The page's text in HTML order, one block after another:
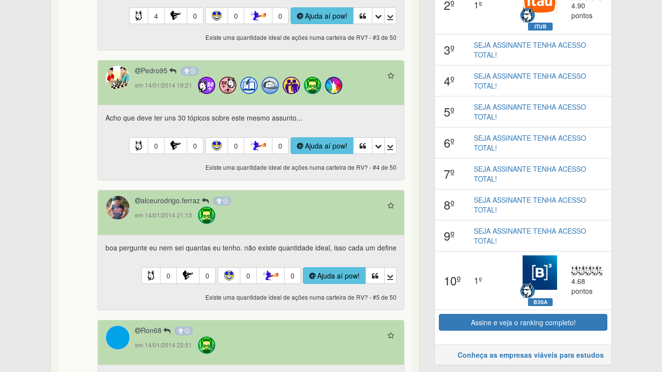
4 0 0 0 Ajuda aí pow!
Existe uma quantidade ideal de ações numa carteira de RV? - #3 de 50
Pedro95
em 14/01/2014 19:21
Acho que deve ter uns 30 tópicos sobre este mesmo assunto...
0 0 0 0 Ajuda aí pow!
Existe uma quantidade ideal de ações numa carteira de RV? - #4 de 50
alceurodrigo.ferraz
em 14/01/2014 21:13
boa pergunte eu nem sei quantas eu tenho. não existe quantidade ideal, isso cada um define
0 0 0 0 Ajuda aí pow!
Existe uma quantidade ideal de ações numa carteira de RV? - #5 de 50
Ron68
em 14/01/2014 22:51
2º 1º
ITUB
4.90
pontos
3º
SEJA ASSINANTE TENHA ACESSO
TOTAL!
4º
SEJA ASSINANTE TENHA ACESSO
TOTAL!
5º
SEJA ASSINANTE TENHA ACESSO
TOTAL!
6º
SEJA ASSINANTE TENHA ACESSO
TOTAL!
7º
SEJA ASSINANTE TENHA ACESSO
TOTAL!
8º
SEJA ASSINANTE TENHA ACESSO
TOTAL!
9º
SEJA ASSINANTE TENHA ACESSO
TOTAL!
10º 1º
B3SA
4.68
pontos
Assine e veja o ranking completo!
Conheça as empresas viáveis para estudos